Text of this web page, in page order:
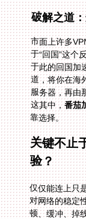
破解之道
市面上许多
于“回国”这个
于此的回国加
道，将你在海
服务器，再由
这其中，番茄
靠选择。
关键不止
验？
仅仅能连上只
对网络的稳定
顿、缓冲、掉